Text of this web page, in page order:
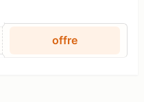
offre